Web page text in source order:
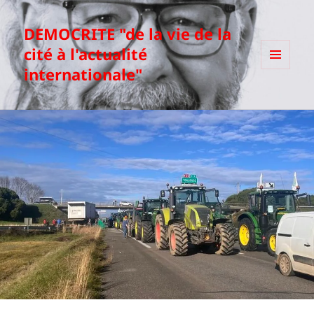
DEMOCRITE "de la vie de la
cité à l'actualité
internationale"